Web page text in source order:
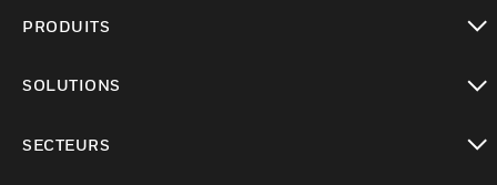
PRODUITS
SOLUTIONS
SECTEURS